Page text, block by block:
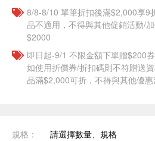
8/8-8/10 單筆折扣後滿$2,000享9
品不適用，不得與其他促銷活動/
$2000
即日起-9/1 不限金額下單贈$200
如使用折價券/折扣碼則不符贈送
品滿$2,000可折，不得與其他優
規格： 請選擇數量、規格